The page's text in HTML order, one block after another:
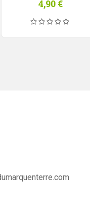
4,90 €